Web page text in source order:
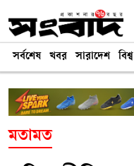
সর্বশেষ খবর সারাদেশ বিশ্ব
মতামত